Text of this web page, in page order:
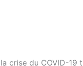
crise du COVID-19